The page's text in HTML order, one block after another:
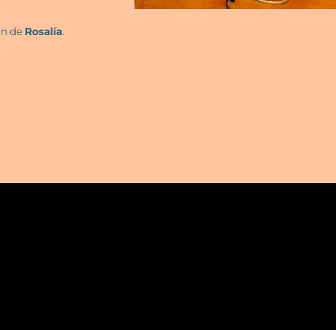
de Rosalía.